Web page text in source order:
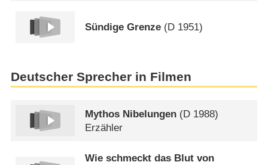
Sündige Grenze (D 1951)
Deutscher Sprecher in Filmen
Mythos Nibelungen (D 1988)
Erzähler
Wie schmeckt das Blut von